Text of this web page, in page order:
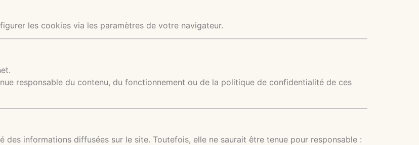
les cookies via les paramètres de votre navigateur.
responsable du contenu, du fonctionnement ou de la politique de confidentialité de ces
informations diffusées sur le site. Toutefois, elle ne saurait être tenue pour responsable :